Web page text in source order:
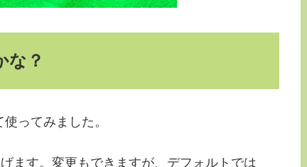
な？
ってみました。
ます。変更もできますが、デフォルトでは